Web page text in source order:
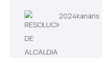
2024kanaris